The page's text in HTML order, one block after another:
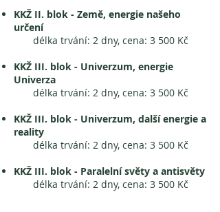
KKŽ II. blok - Země, energie našeho
určení
délka trvání: 2 dny, cena: 3 500 Kč​
KKŽ III. blok - Univerzum, energie
Univerza
délka trvání: 2 dny, cena: 3 500 Kč
KKŽ III. blok - Univerzum, další energie a
reality
délka trvání: 2 dny, cena: 3 500 Kč
KKŽ III. blok - Paralelní světy a antisvěty
délka trvání: 2 dny, cena: 3 500 Kč